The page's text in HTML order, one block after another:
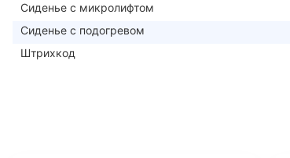
Сиденье с микролифтом
Сиденье с подогревом
Штрихкод